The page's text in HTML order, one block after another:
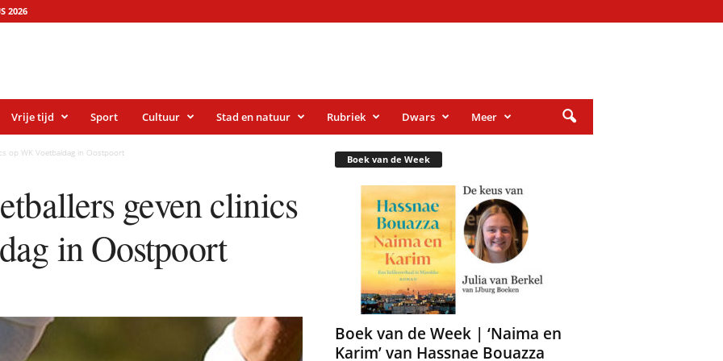
2026
Vrije tijd Sport Cultuur Stad en natuur Rubriek Dwars Meer
op WK Voetbaldag in Oostpoort
geven clinics
in Oostpoort
Boek van de Week
Boek van de Week | ‘Naima en
Karim’ van Hassnae Bouazza